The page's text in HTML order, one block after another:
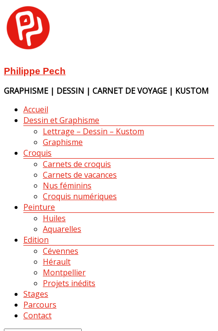
Aller
au
contenu
Philippe Pech
GRAPHISME | DESSIN | CARNET DE VOYAGE | KUSTOM
MenuAccueil
Dessin et Graphisme
Lettrage – Dessin – Kustom
Graphisme
Croquis
Carnets de croquis
Carnets de vacances
Nus féminins
Croquis numériques
Peinture
Huiles
Aquarelles
Edition
Cévennes
Hérault
Montpellier
Projets inédits
Stages
Parcours
Contact